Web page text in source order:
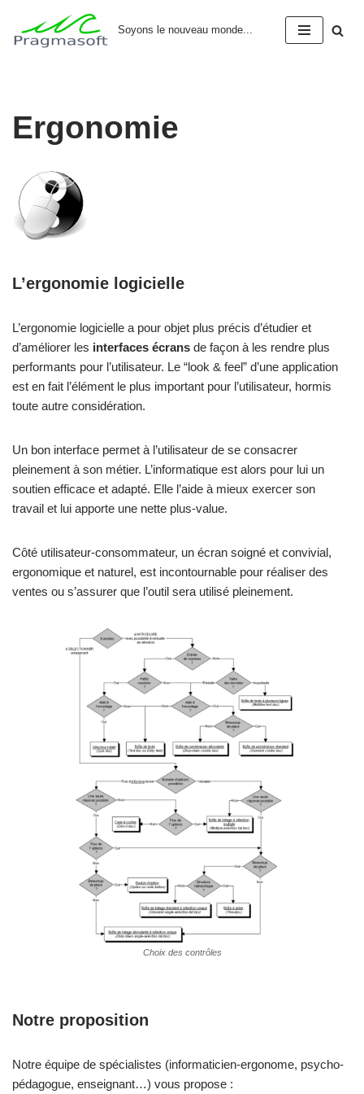
Aller
Soyons le nouveau monde...
Ergonomie
L’ergonomie logicielle
L’ergonomie logicielle a pour objet plus précis d’étudier et
d’améliorer les interfaces écrans de façon à les rendre plus
performants pour l’utilisateur. Le “look & feel” d’une application
est en fait l’élément le plus important pour l’utilisateur, hormis
toute autre considération.
Un bon interface permet à l’utilisateur de se consacrer
pleinement à son métier. L’informatique est alors pour lui un
soutien efficace et adapté. Elle l’aide à mieux exercer son
travail et lui apporte une nette plus-value.
Côté utilisateur-consommateur, un écran soigné et convivial,
ergonomique et naturel, est incontournable pour réaliser des
ventes ou s’assurer que l’outil sera utilisé pleinement.
Choix des contrôles
Notre proposition
Notre équipe de spécialistes (informaticien-ergonome, psycho-
pédagogue, enseignant…) vous propose :